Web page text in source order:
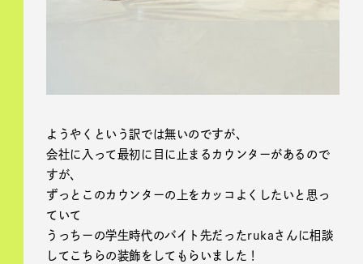
ようやくという訳では無いのですが、
会社に入って最初に目に止まるカウンターがあるので
すが、
ずっとこのカウンターの上をカッコよくしたいと思っ
ていて
うっちーの学生時代のバイト先だったrukaさんに相談
してこちらの装飾をしてもらいました！